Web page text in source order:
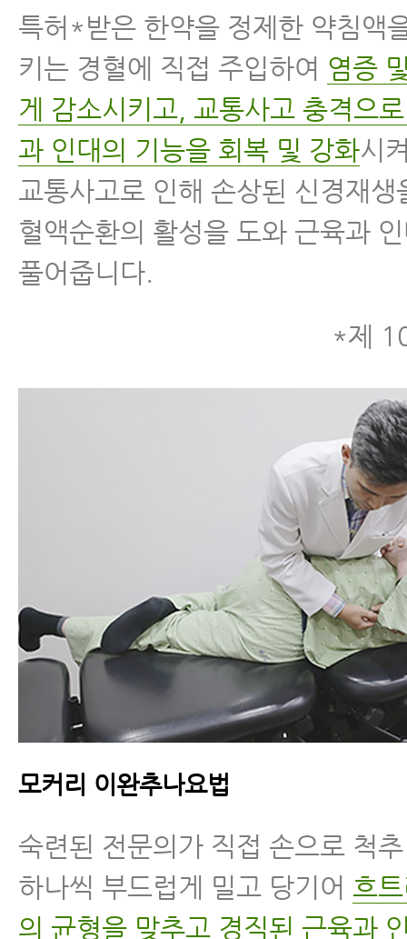
특허*받은 한약을 정제한 약침액
키는 경혈에 직접 주입하여 염증
게 감소시키고, 교통사고 충격으
과 인대의 기능을 회복 및 강화시
교통사고로 인해 손상된 신경재생
혈액순환의 활성을 도와 근육과
풀어줍니다.
*제
모커리 이완추나요법
숙련된 전문의가 직접 손으로 척
하나씩 부드럽게 밀고 당기어 흐
의 균형을 맞추고 경직된 근육과